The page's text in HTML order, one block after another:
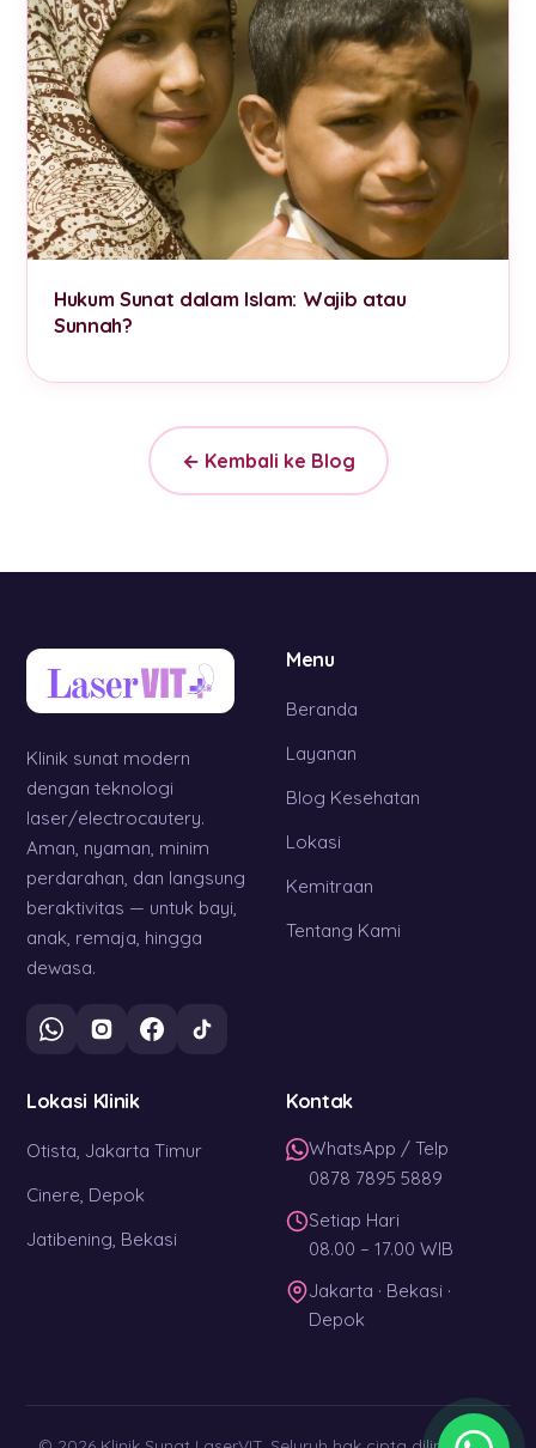
Hukum Sunat dalam Islam: Wajib atau
Sunnah?
← Kembali ke Blog
Klinik sunat modern
dengan teknologi
laser/electrocautery.
Aman, nyaman, minim
perdarahan, dan langsung
beraktivitas — untuk bayi,
anak, remaja, hingga
dewasa.
Menu
Beranda
Layanan
Blog Kesehatan
Lokasi
Kemitraan
Tentang Kami
Lokasi Klinik
Otista, Jakarta Timur
Cinere, Depok
Jatibening, Bekasi
Kontak
WhatsApp / Telp
0878 7895 5889
Setiap Hari
08.00 – 17.00 WIB
Jakarta · Bekasi ·
Depok